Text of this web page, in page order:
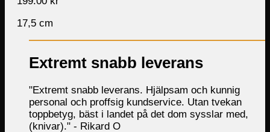
17,5 cm
Extremt snabb leverans
"Extremt snabb leverans. Hjälpsam och kunnig
personal och proffsig kundservice. Utan tvekan
toppbetyg, bäst i landet på det dom sysslar med,
(knivar)." - Rikard O